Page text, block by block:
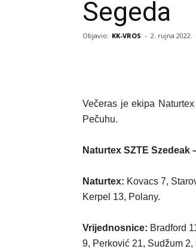
Segeda
Objavio: KK-VROS - 2. rujna 2022.
Večeras je ekipa
Pečuhu.
Naturtex SZTE Szedeak
Naturtex: Kovacs 7,
Kerpel 13, Polany.
Vrijednosnice: Bradford
9, Perković 21, Sudžum